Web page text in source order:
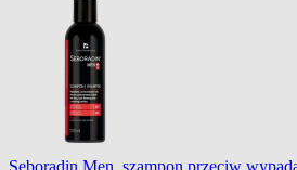
Seboradin Men, szampon przeciw